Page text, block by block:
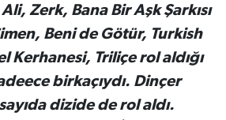
Zerk, Bana Bir Aşk Şarkısı
Beni de Götür, Turkish
Kerhanesi, Triliçe rol aldığı
birkaçıydı. Dinçer
dizide de rol aldı.